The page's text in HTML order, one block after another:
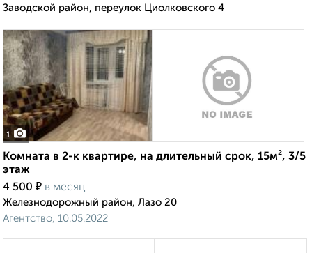
Заводской район, переулок Циолковского 4
1
Комната в 2-к квартире, на длительный срок, 15м², 3/5
этаж
4 500 ₽ в месяц
Железнодорожный район, Лазо 20
Агентство, 10.05.2022